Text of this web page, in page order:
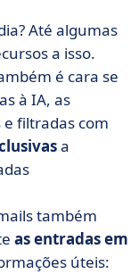
Até algumas
a isso.
é cara se
à IA, as
filtradas com
a
também
as entradas em
úteis: